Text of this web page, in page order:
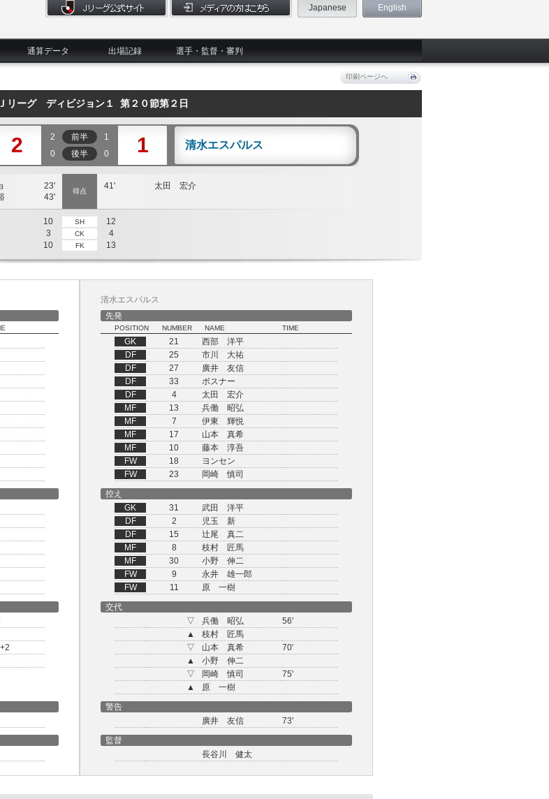
Japanese English
通算データ 出場記録 選手・監督・審判
印刷ページへ
リーグ ディビジョン１ 第２０節第２日
2 2 前半
1
0
後半 0 1 清水エスパルス
23'
43'
得点
41' 太田 宏介
10 SH
12
3
CK
4
10
FK 13
清水エスパルス
先発
POSITION NUMBER NAME TIME
GK 21
西部 洋平
DF
25
市川 大祐
DF
27
廣井 友信
DF
33
ボスナー
DF
4
太田 宏介
MF
13
兵働 昭弘
MF
7
伊東 輝悦
MF
17
山本 真希
MF
10
藤本 淳吾
FW
18
ヨンセン
FW
23
岡崎 慎司
控え
GK
31
武田 洋平
DF
2
児玉 新
DF
15
辻尾 真二
MF
8
枝村 匠馬
MF
30
小野 伸二
FW
9
永井 雄一郎
FW
11
原 一樹
交代
▽
兵働 昭弘
56'
▲
枝村 匠馬
▽
山本 真希
70'
▲
小野 伸二
▽
岡崎 慎司
75'
▲
原 一樹
警告
廣井 友信
73'
監督
長谷川 健太